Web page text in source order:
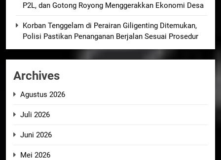
P2L, dan Gotong Royong Menggerakkan Ekonomi Desa
Korban Tenggelam di Perairan Giligenting Ditemukan,
Polisi Pastikan Penanganan Berjalan Sesuai Prosedur
Archives
Agustus 2026
Juli 2026
Juni 2026
Mei 2026